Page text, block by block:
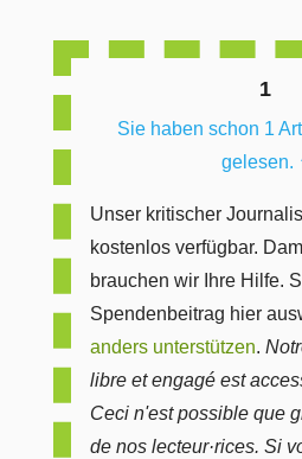
1
Sie haben schon 1
gelesen.
Unser kritischer
kostenlos verfügbar.
brauchen wir Ihre Hilfe.
Spendenbeitrag hier
anders unterstützen.
libre et engagé est
Ceci n'est possible que
de nos lecteur·rices. Si